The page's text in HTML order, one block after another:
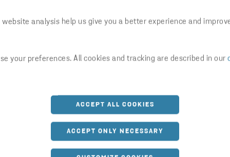
website analysis help us give you a better experience and
your preferences. All cookies and tracking are described in our
ACCEPT ALL COOKIES
ACCEPT ONLY NECESSARY
YRKESOMRÅDE
SISTA ANSÖKNINGSDATUM